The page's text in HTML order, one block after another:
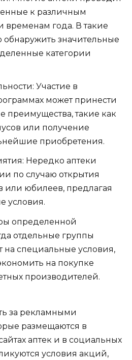
к различным
временам года. В такие
значительные
категории
Участие в
может принести
преимущества, такие как
или получение
приобретения.
Нередко аптеки
по случаю открытия
или юбилеев, предлагая
условия.
определенной
отдельные группы
на специальные условия,
на покупке
производителей.
за рекламными
размещаются в
аптек и в социальных
условия акций,